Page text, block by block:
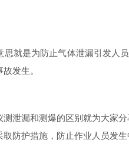
是为防止气体泄漏引发人员
发生。
漏和测爆的区别就为大家分
防护措施，防止作业人员发